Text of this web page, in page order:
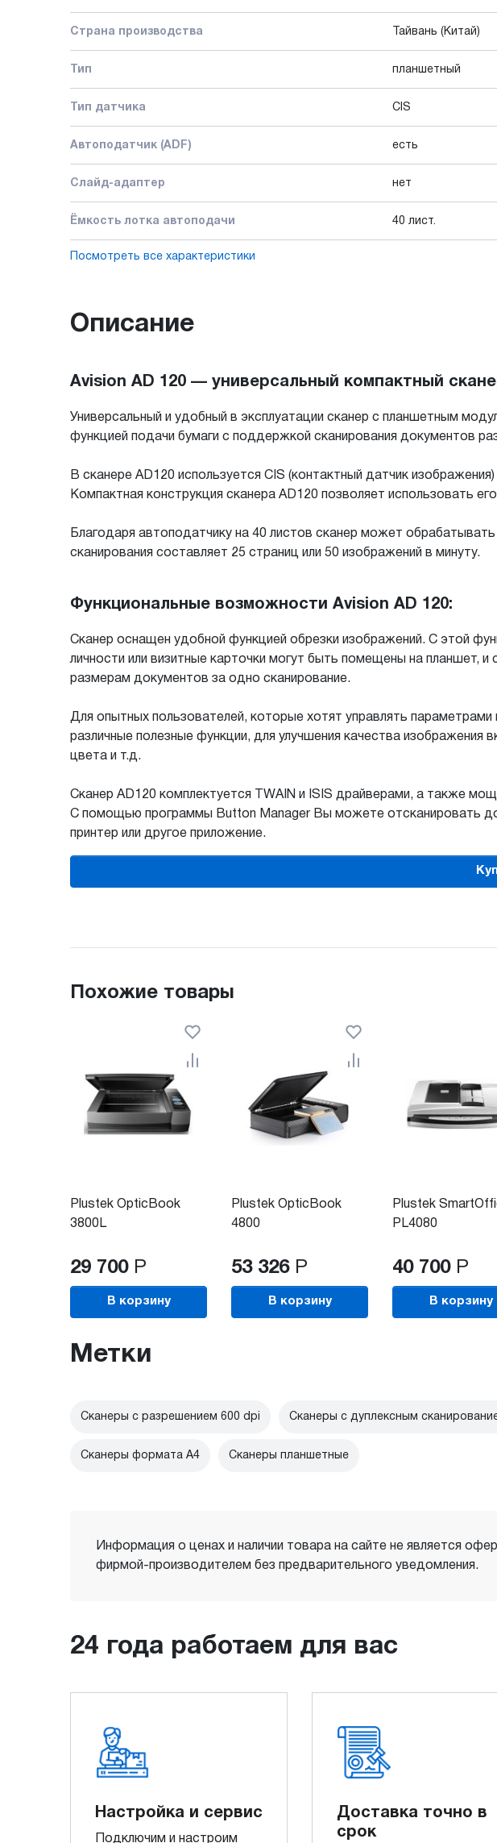
Страна производства Тайвань (Китай)
Тип планшетный
Тип датчика CIS
Автоподатчик (ADF) есть
Слайд-адаптер нет
Ёмкость лотка автоподачи 40 лист.
Посмотреть все характеристики
Описание
Avision AD 120 — универсальный компактный
Универсальный и удобный в эксплуатации сканер с планшетным
функцией подачи бумаги с поддержкой сканирования документов
В сканере AD120 используется CIS (контактный датчик
Компактная конструкция сканера AD120 позволяет использовать
Благодаря автоподатчику на 40 листов сканер может
сканирования составляет 25 страниц или 50 изображений в минуту.
Функциональные возможности Avision AD 120:
Сканер оснащен удобной функцией обрезки изображений. С этой
личности или визитные карточки могут быть помещены на планшет,
размерам документов за одно сканирование.
Для опытных пользователей, которые хотят управлять
различные полезные функции, для улучшения качества
цвета и т.д.
Сканер AD120 комплектуется TWAIN и ISIS драйверами, а также
С помощью программы Button Manager Вы можете отсканировать
принтер или другое приложение.
Похожие товары
Plustek OpticBook
3800L
29 700 Р
В корзину
Plustek OpticBook
4800
53 326 Р
В корзину
Plustek
PL4080
40 700 Р
В корзину
Метки
Сканеры с разрешением 600 dpi Сканеры с дуплексным
Сканеры формата A4 Сканеры планшетные
Информация о ценах и наличии товара на сайте не является
фирмой-производителем без предварительного уведомления.
24 года работаем для вас
Настройка и сервис
Подключим и настроим
Доставка точно в
срок